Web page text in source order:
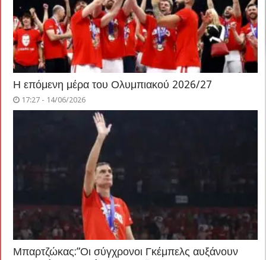
Η επόμενη μέρα του Ολυμπιακού 2026/27
17:27 - 14/06/2026
Μπαρτζώκας:”Οι σύγχρονοι Γκέμπελς αυξάνουν